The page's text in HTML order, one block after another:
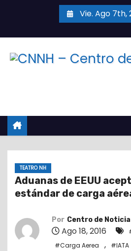
c
Vie. Ago 7th,
TEATRO NH
Aduanas de EEUU
estándar de carga
Por Centro de
Ago 18, 2016
#Carga Aerea , #IATA